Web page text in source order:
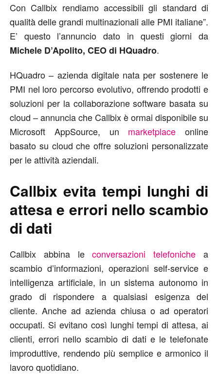
Con Callbix rendiamo accessibili gli standard di
qualità delle grandi multinazionali alle PMI italiane”.
E’ questo l’annuncio dato in questi giorni da
Michele D’Apolito, CEO di HQuadro.
HQuadro – azienda digitale nata per sostenere le
PMI nel loro percorso evolutivo, offrendo prodotti e
soluzioni per la collaborazione software basata su
cloud – annuncia che Callbix è ormai disponibile su
Microsoft AppSource, un marketplace online
basato su cloud che offre soluzioni personalizzate
per le attività aziendali.
Callbix evita tempi lunghi di
attesa e errori nello scambio
di dati
Callbix abbina leconversazioni telefoniche a
scambio d’informazioni, operazioni self-service e
intelligenza artificiale, in un sistema autonomo in
grado di rispondere a qualsiasi esigenza del
cliente. Anche ad azienda chiusa o ad operatori
occupati. Si evitano così lunghi tempi di attesa, ai
clienti, errori nello scambio di dati e le telefonate
improduttive, rendendo più semplice e armonico il
lavoro quotidiano.